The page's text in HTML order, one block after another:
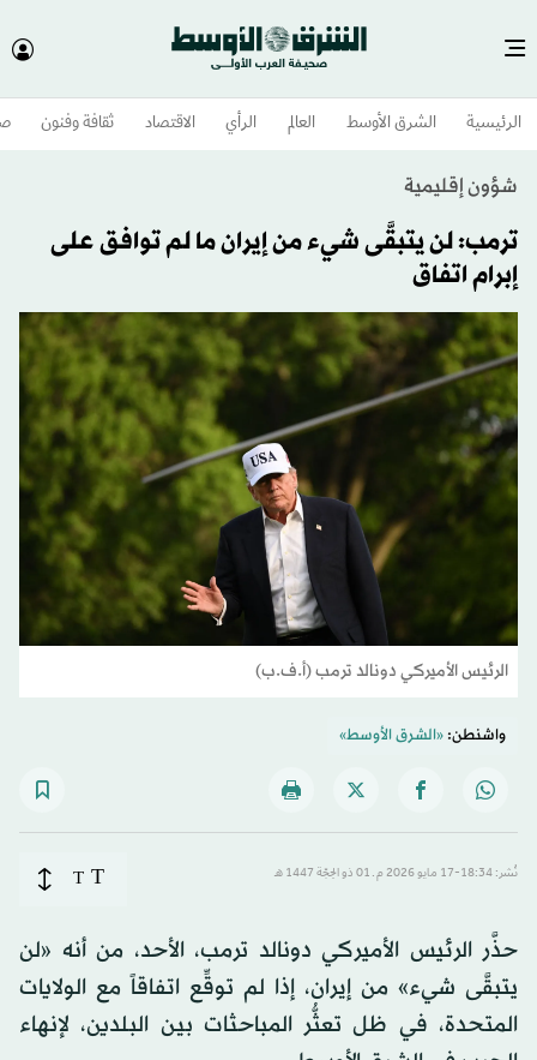
الرئيسية الشرق الأوسط​ العالم الرأي الاقتصاد ثقافة وفنون
شؤون إقليمية
ترمب: لن يتبقَّى شيء من إيران ما لم توافق على
إبرام اتفاق
الرئيس الأميركي دونالد ترمب (أ.ف.ب)
واشنطن:«الشرق الأوسط»
نُشر: 18:34-17 مايو 2026 م ـ 01 ذو الحِجّة 1447 هـ T
T
حذَّر الرئيس الأميركي دونالد ترمب، الأحد، من أنه «لن
يتبقَّى شيء» من إيران، إذا لم توقِّع اتفاقاً مع الولايات
المتحدة، في ظل تعثُّر المباحثات بين البلدين، لإنهاء